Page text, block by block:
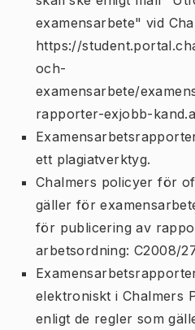
examensarbete" vid
https://
och-
examensarbete/
rapporter-exjobb-
ett plagiatverktyg.
Chalmers policyer för
gäller för
för publicering av
arbetsordning: C2008/
elektroniskt i Chalmers
enligt de regler som